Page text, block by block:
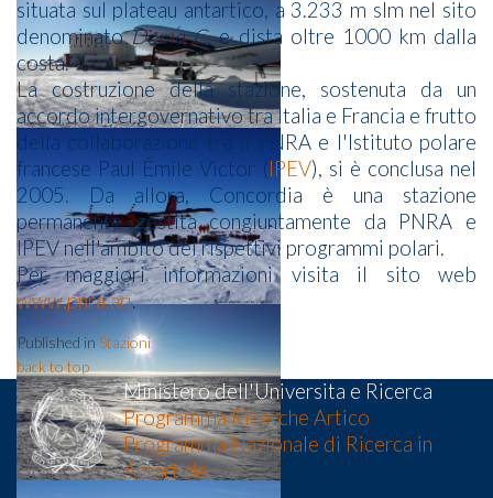
situata sul plateau antartico, a 3.233 m slm nel sito
denominatoDome C, e dista oltre 1000 km dalla
costa.
La costruzione della stazione, sostenuta da un
accordo intergovernativo tra Italia e Francia e frutto
della collaborazione tra il PNRA e l'Istituto polare
francese Paul Émile Victor (IPEV), si è conclusa nel
2005. Da allora, Concordia è una stazione
permanente gestita congiuntamente da PNRA e
IPEV nell'ambito dei rispettivi programmi polari.
Per maggiori informazioni visita il sito web
www.pnra.aq.
Published in Stazioni
back to top
Ministero dell'Universita e Ricerca
Programma Ricerche Artico
Programma Nazionale di Ricerca in
Antartide